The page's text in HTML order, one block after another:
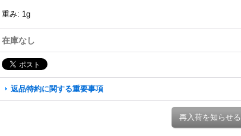
重み: 1g
在庫なし
返品特約に関する重要事項
再入荷を知らせる